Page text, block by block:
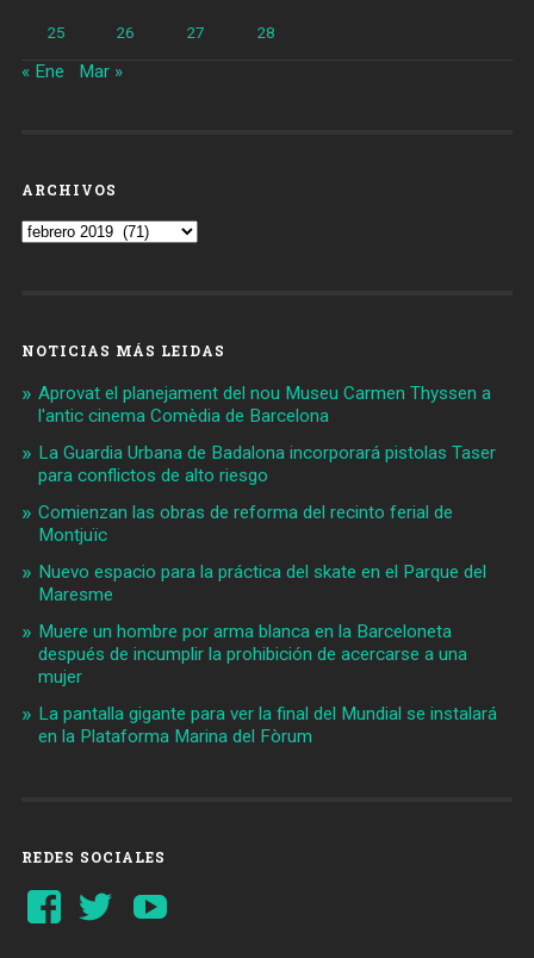
25 26 27 28
« Ene Mar »
ARCHIVOS
Archivos
NOTICIAS MÁS LEIDAS
Aprovat el planejament del nou Museu Carmen Thyssen a
l'antic cinema Comèdia de Barcelona
La Guardia Urbana de Badalona incorporará pistolas Taser
para conflictos de alto riesgo
Comienzan las obras de reforma del recinto ferial de
Montjuïc
Nuevo espacio para la práctica del skate en el Parque del
Maresme
Muere un hombre por arma blanca en la Barceloneta
después de incumplir la prohibición de acercarse a una
mujer
La pantalla gigante para ver la final del Mundial se instalará
en la Plataforma Marina del Fòrum
REDES SOCIALES
Ver
perfil
Ver
perfil